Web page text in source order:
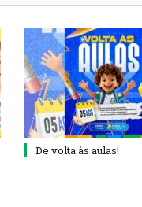
De volta às aulas!